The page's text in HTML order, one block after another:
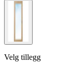
Velg tillegg